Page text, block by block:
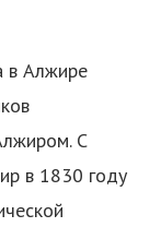
в Алжире
С
в 1830 году